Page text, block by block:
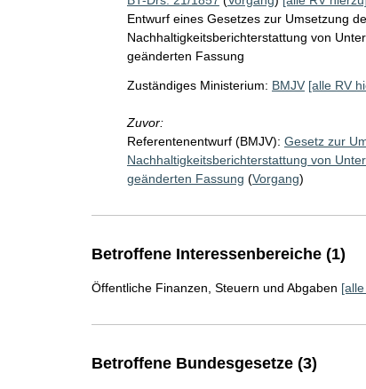
Entwurf eines Gesetzes zur Umsetzung
Nachhaltigkeitsberichterstattung von
geänderten Fassung
Zuständiges Ministerium: BMJV [alle RV
Zuvor:
Referentenentwurf (BMJV): Gesetz zur
Nachhaltigkeitsberichterstattung von
geänderten Fassung (Vorgang)
Betroffene Interessenbereiche (1)
Öffentliche Finanzen, Steuern und Abgaben
Betroffene Bundesgesetze (3)